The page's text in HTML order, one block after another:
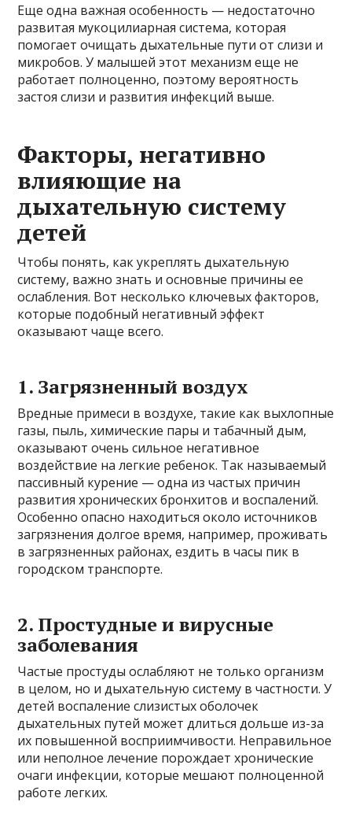
Еще одна важная особенность — недостаточно
развитая мукоцилиарная система, которая
помогает очищать дыхательные пути от слизи и
микробов. У малышей этот механизм еще не
работает полноценно, поэтому вероятность
застоя слизи и развития инфекций выше.
Факторы, негативно
влияющие на
дыхательную систему
детей
Чтобы понять, как укреплять дыхательную
систему, важно знать и основные причины ее
ослабления. Вот несколько ключевых факторов,
которые подобный негативный эффект
оказывают чаще всего.
1. Загрязненный воздух
Вредные примеси в воздухе, такие как выхлопные
газы, пыль, химические пары и табачный дым,
оказывают очень сильное негативное
воздействие на легкие ребенок. Так называемый
пассивный курение — одна из частых причин
развития хронических бронхитов и воспалений.
Особенно опасно находиться около источников
загрязнения долгое время, например, проживать
в загрязненных районах, ездить в часы пик в
городском транспорте.
2. Простудные и вирусные
заболевания
Частые простуды ослабляют не только организм
в целом, но и дыхательную систему в частности. У
детей воспаление слизистых оболочек
дыхательных путей может длиться дольше из-за
их повышенной восприимчивости. Неправильное
или неполное лечение порождает хронические
очаги инфекции, которые мешают полноценной
работе легких.